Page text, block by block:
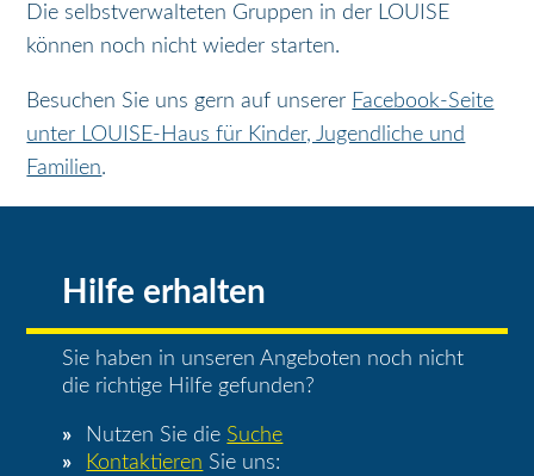
Die selbstverwalteten Gruppen in der LOUISE
können noch nicht wieder starten.
Besuchen Sie uns gern auf unserer Facebook-Seite
unter LOUISE-Haus für Kinder, Jugendliche und
Familien.
Hilfe erhalten
Sie haben in unseren Angeboten noch nicht
die richtige Hilfe gefunden?
Nutzen Sie die Suche
Kontaktieren Sie uns: